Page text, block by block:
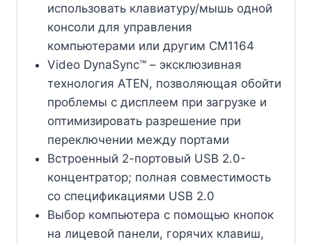
использовать клавиатуру/мышь одной
консоли для управления
компьютерами или другим CM1164
Video DynaSync™ – эксклюзивная
технология ATEN, позволяющая обойти
проблемы с дисплеем при загрузке и
оптимизировать разрешение при
переключении между портами
Встроенный 2-портовый USB 2.0-
концентратор; полная совместимость
со спецификациями USB 2.0
Выбор компьютера с помощью кнопок
на лицевой панели, горячих клавиш,